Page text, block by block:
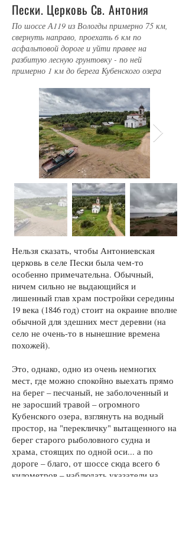
Пески. Церковь Св. Антония
По шоссе А119 из Вологды примерно 75 км,
свернуть направо, проехать 6 км по
асфальтовой дороге и уйти правее на
разбитую лесную грунтовку - по ней
примерно 1 км до берега Кубенского озера
Нельзя сказать, чтобы Антониевская
церковь в селе Пески была чем-то
особенно примечательна. Обычный,
ничем сильно не выдающийся и
лишенный глав храм постройки середины
19 века (1846 год) стоит на окраине вполне
обычной для здешних мест деревни (на
село не очень-то в нынешние времена
похожей).
Это, однако, одно из очень немногих
мест, где можно спокойно выехать прямо
на берег – песчаный, не заболоченный и
не заросший травой – огромного
Кубенского озера, взглянуть на водный
простор, на "перекличку" вытащенного на
берег старого рыболовного судна и
храма, стоящих по одной оси... а по
дороге – благо, от шоссе сюда всего 6
километров – наблюдать указатели на